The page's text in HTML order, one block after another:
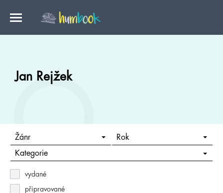
Jan Rejžek
Žánr Rok
Kategorie
vydané
připravované